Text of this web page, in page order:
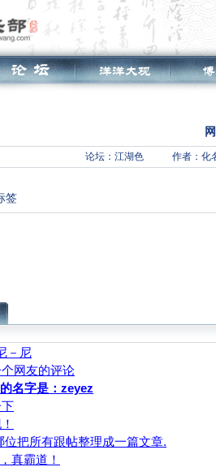
论坛： 江湖色 作者：化
签
－尼
网友的评论
名字是：zeyez
位把所有跟帖整理成一篇文章.
真霸道！